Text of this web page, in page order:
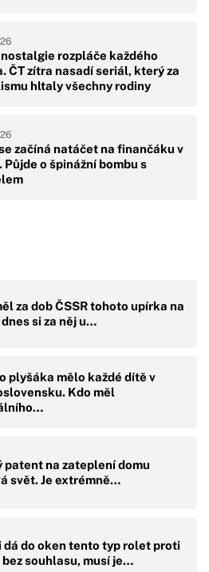
rozpláče každého
ČT zítra nasadí seriál, který za
hltaly všechny rodiny
začíná natáčet na finančáku v
Půjde o špinážní bombu s
za dob ČSSR tohoto upírka na
si za něj u…
plyšáka mělo každé dítě v
Kdo měl
patent na zateplení domu
svět. Je extrémně…
dá do oken tento typ rolet proti
bez souhlasu, musí je…